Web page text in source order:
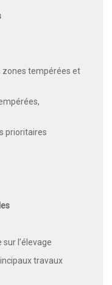
zones tempérées et
prioritaires
l’élevage
travaux